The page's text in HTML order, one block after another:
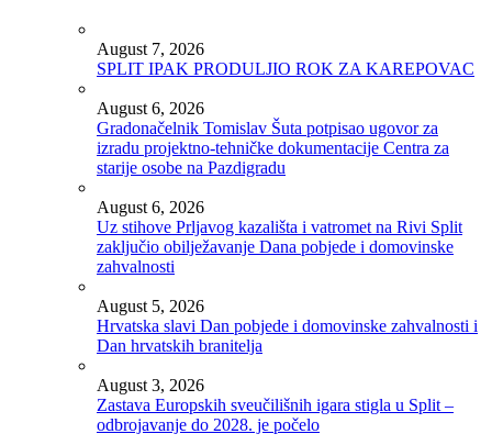
August 7, 2026
SPLIT IPAK PRODULJIO ROK ZA KAREPOVAC
August 6, 2026
Gradonačelnik Tomislav Šuta potpisao ugovor za
izradu projektno-tehničke dokumentacije Centra za
starije osobe na Pazdigradu
August 6, 2026
Uz stihove Prljavog kazališta i vatromet na Rivi Split
zaključio obilježavanje Dana pobjede i domovinske
zahvalnosti
August 5, 2026
Hrvatska slavi Dan pobjede i domovinske zahvalnosti i
Dan hrvatskih branitelja
August 3, 2026
Zastava Europskih sveučilišnih igara stigla u Split –
odbrojavanje do 2028. je počelo